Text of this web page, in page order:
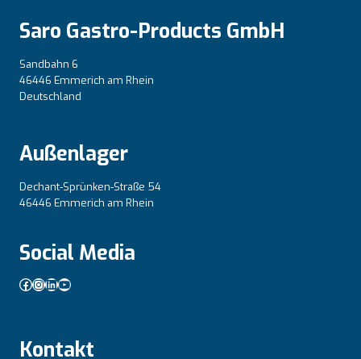
Saro Gastro-Products GmbH
Sandbahn 6
46446 Emmerich am Rhein
Deutschland
Außenlager
Dechant-Sprünken-Straße 54
46446 Emmerich am Rhein
Social Media
Facebook
Instagram
LinkedIn
YouTube
Kontakt